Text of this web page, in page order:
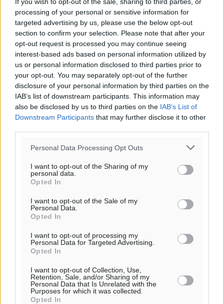
processing of your personal or sensitive information for
targeted advertising by us, please use the below opt-out
section to confirm your selection. Please note that after your
opt-out request is processed you may continue seeing
interest-based ads based on personal information utilized by
us or personal information disclosed to third parties prior to
your opt-out. You may separately opt-out of the further
disclosure of your personal information by third parties on the
IAB’s list of downstream participants. This information may
also be disclosed by us to third parties on the IAB’s List of
Downstream Participants that may further disclose it to other
Personal Data Processing Opt Outs
I want to opt-out of the Sharing of my
personal data.
Opted In
I want to opt-out of the Sale of my
Personal Data.
Opted In
I want to opt-out of processing my
Personal Data for Targeted Advertising.
Opted In
I want to opt-out of Collection, Use,
Retention, Sale, and/or Sharing of my
Personal Data that Is Unrelated with the
Purposes for which it was collected.
Opted In